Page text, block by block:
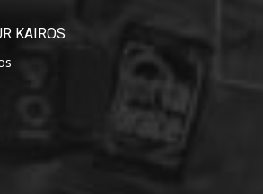
KAIROS